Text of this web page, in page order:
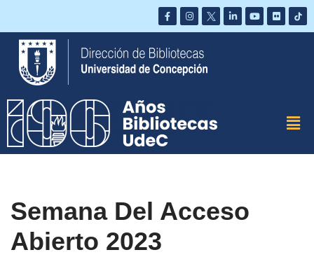
Saltar
contenido
Semana Del Acceso
Abierto 2023